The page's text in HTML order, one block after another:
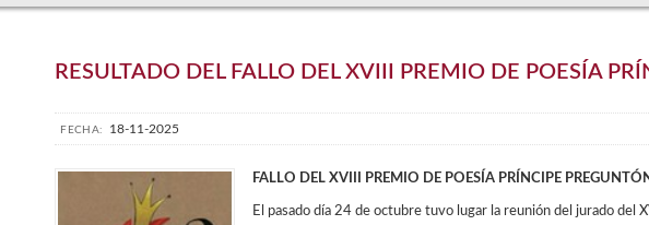
​RESULTADO DEL FALLO DEL XVIII PREMIO DE POESÍA
FECHA: 18-11-2025
FALLO DEL XVIII PREMIO DE POESÍA PRÍNCIPE
El pasado día 24 de octubre tuvo lugar la reunión del jurado del